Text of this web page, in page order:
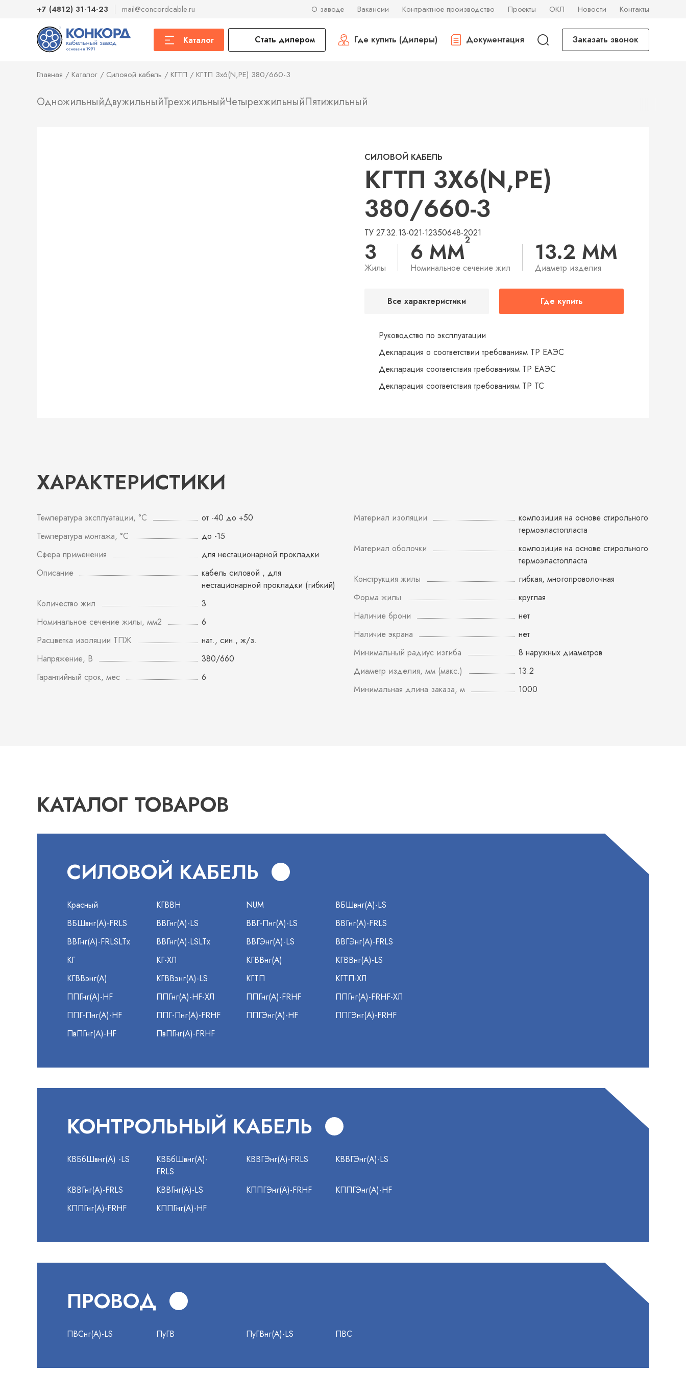
+7 (4812) 31-14-23 mail@concordcable.ru О заводе Вакансии Контрактное производство Проекты ОКЛ Новости Контакты
Каталог Стать дилером Где купить (Дилеры) Документация Заказать звонок
Главная Каталог Силовой кабель КГТП КГТП 3х6(N,PE) 380/660-3
ОдножильныйДвужильныйТрехжильныйЧетырехжильныйПятижильный
СИЛОВОЙ КАБЕЛЬ
КГТП 3Х6(N,PE)
380/660-3
ТУ 27.32.13-021-12350648-2021
3
Жилы
6 ММ2
Номинальное сечение жил
13.2 ММ
Диаметр изделия
Все характеристики Где купить
Руководство по эксплуатации
Декларация о соответствии требованиям ТР ЕАЭС
Декларация соответствия требованиям ТР ЕАЭС
Декларация соответствия требованиям ТР ТС
ХАРАКТЕРИСТИКИ
Температура эксплуатации, °С
от -40 до +50
Температура монтажа, °С
до -15
Сфера применения
для нестационарной прокладки
Описание
кабель силовой , для
нестационарной прокладки (гибкий)
Количество жил
3
Номинальное сечение жилы, мм2
6
Расцветка изоляции ТПЖ
нат., син., ж/з.
Напряжение, В
380/660
Гарантийный срок, мес
6
Материал изоляции
композиция на основе стирольного
термоэластопласта
Материал оболочки
композиция на основе стирольного
термоэластопласта
Конструкция жилы
гибкая, многопроволочная
Форма жилы
круглая
Наличие брони
нет
Наличие экрана
нет
Минимальный радиус изгиба
8 наружных диаметров
Диаметр изделия, мм (макс.)
13.2
Минимальная длина заказа, м
1000
КАТАЛОГ ТОВАРОВ
СИЛОВОЙ КАБЕЛЬ
Красный КГВВН NUM
ВБШвнг(А)-LS
ВБШвнг(А)-FRLS
ВВГнг(А)-LS ВВГ-Пнг(А)-LS
ВВГнг(А)-FRLS
ВВГнг(А)-FRLSLTx
ВВГнг(А)-LSLTx ВВГЭнг(А)-LS
ВВГЭнг(А)-FRLS
КГ
КГ-ХЛ КГВВнг(А)
КГВВнг(А)-LS
КГВВэнг(А)
КГВВэнг(А)-LS КГТП
КГТП-ХЛ
ППГнг(А)-HF
ППГнг(А)-HF-ХЛ ППГнг(А)-FRHF
ППГнг(А)-FRHF-ХЛ
ППГ-Пнг(А)-HF
ППГ-Пнг(А)-FRHF ППГЭнг(А)-HF
ППГЭнг(А)-FRHF
ПвПГнг(А)-HF
ПвПГнг(А)-FRHF
КОНТРОЛЬНЫЙ КАБЕЛЬ
КВБбШвнг(А) -LS
КВБбШвнг(А)-
FRLS
КВВГЭнг(А)-FRLS КВВГЭнг(А)-LS
КВВГнг(А)-FRLS КВВГнг(А)-LS КППГЭнг(А)-FRHF
КППГЭнг(А)-HF
КППГнг(А)-FRHF
КППГнг(А)-HF
ПРОВОД
ПВСнг(А)-LS ПуГВ ПуГВнг(А)-LS ПВС